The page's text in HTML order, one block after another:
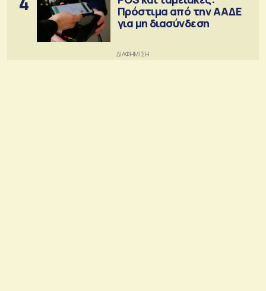
Πρόστιμα από την ΑΑΔΕ
για μη διασύνδεση